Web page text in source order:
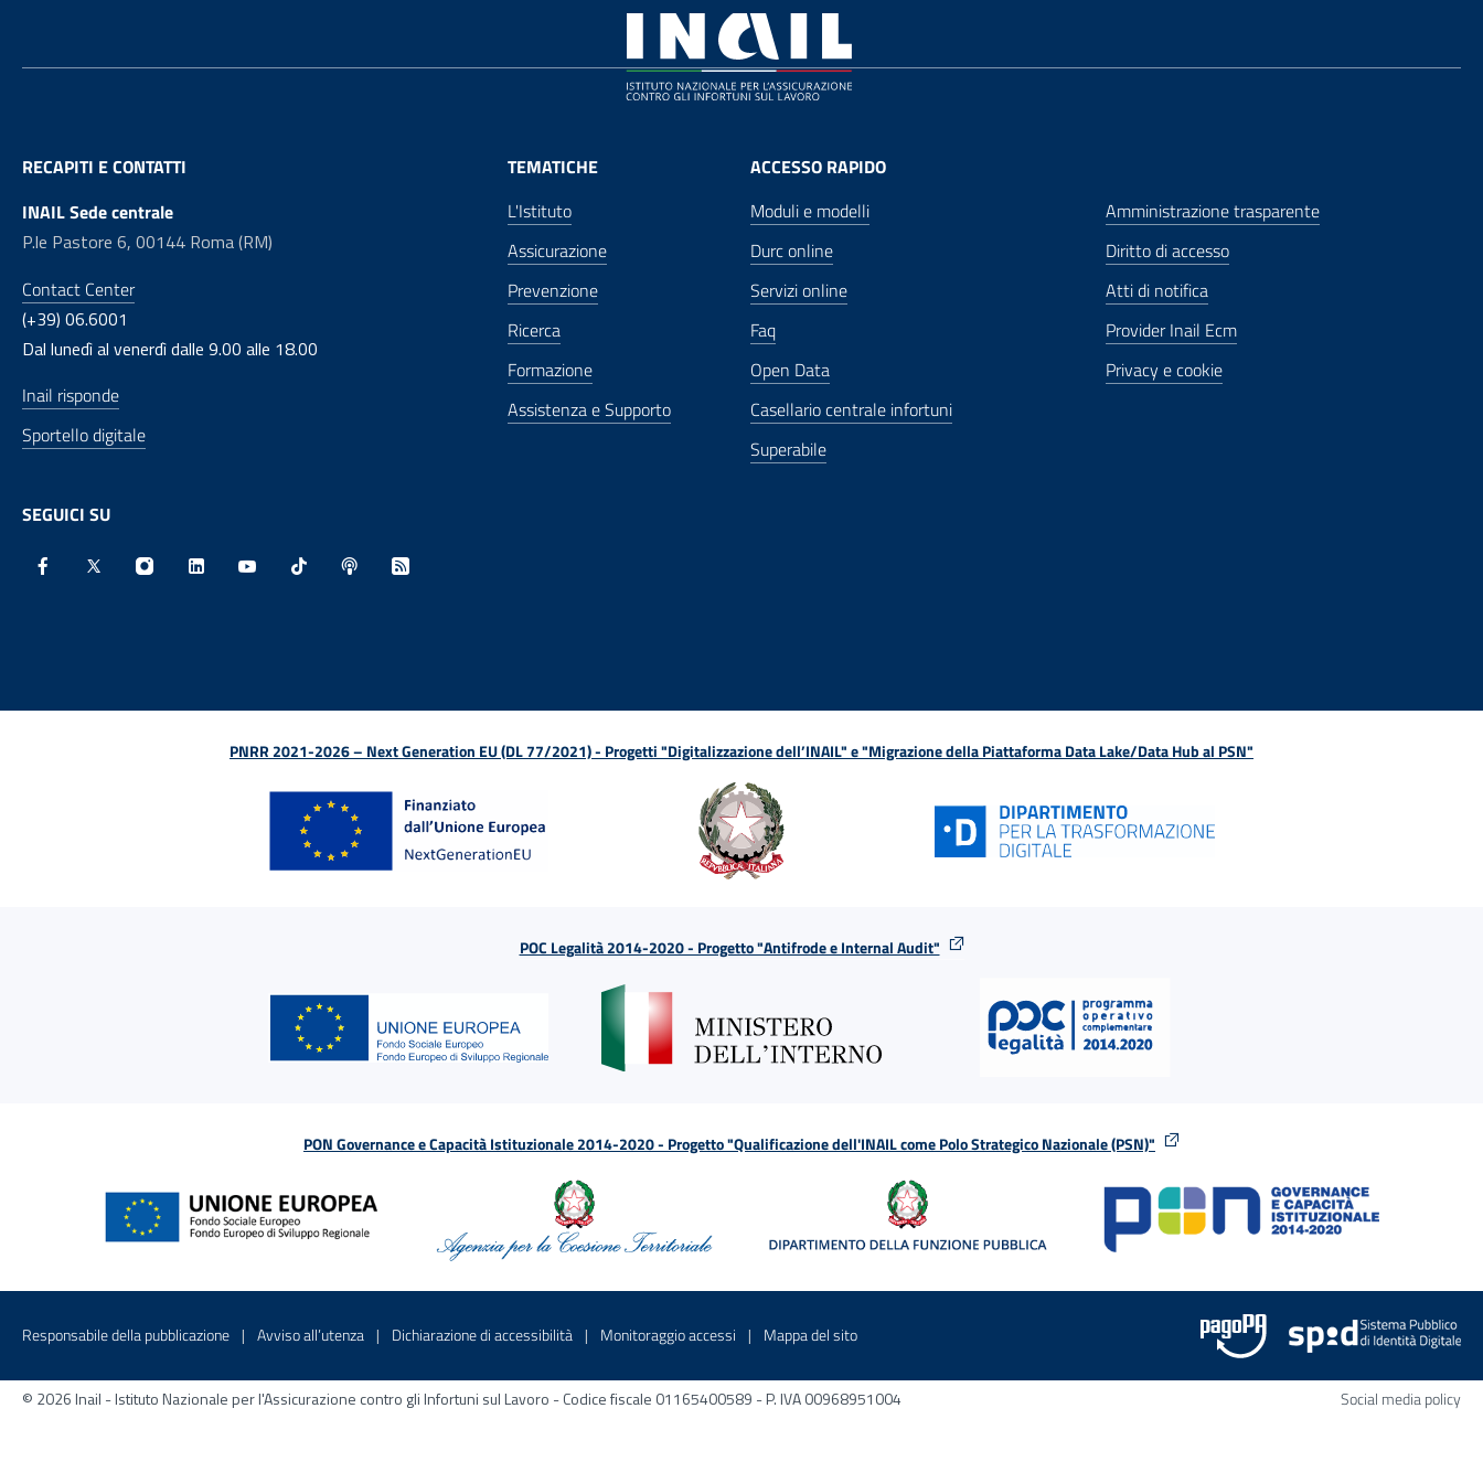
RECAPITI E CONTATTI
INAIL Sede centrale
P.le Pastore 6, 00144 Roma (RM)
Contact Center
(+39) 06.6001
Dal lunedì al venerdì dalle 9.00 alle 18.00
Inail risponde
Sportello digitale
SEGUICI SU
TEMATICHE
L'Istituto
Assicurazione
Prevenzione
Ricerca
Formazione
Assistenza e Supporto
ACCESSO RAPIDO
Moduli e modelli
Durc online
Servizi online
Faq
Open Data
Casellario centrale infortuni
Superabile
Amministrazione trasparente
Diritto di accesso
Atti di notifica
Provider Inail Ecm
Privacy e cookie
PNRR 2021-2026 – Next Generation EU (DL 77/2021) - Progetti "Digitalizzazione dell’INAIL" e "Migrazione della Piattaforma Data Lake/Data Hub al PSN"
POC Legalità 2014-2020 - Progetto "Antifrode e Internal Audit"
PON Governance e Capacità Istituzionale 2014-2020 - Progetto "Qualificazione dell'INAIL come Polo Strategico Nazionale (PSN)"
Menu di servizio
Responsabile della pubblicazione Sito interno - Apre in una nuova finestra
Avviso all’utenza Sito interno - Apre in una nuova finestra
Dichiarazione di accessibilità Sito interno - Apre in una nuova finestra
Monitoraggio accessi Sito interno - Apre in una nuova finestra
Mappa del sitoSito interno - Apre nella stessa finestra
© 2026 Inail - Istituto Nazionale per l'Assicurazione contro gli Infortuni sul Lavoro - Codice fiscale 01165400589 - P. IVA 00968951004 Social media policy